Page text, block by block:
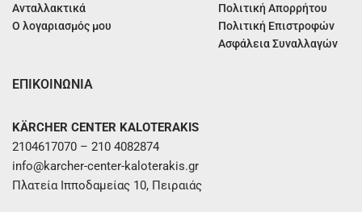
Ανταλλακτικά
Ο λογαριασμός μου
Πολιτική Απορρήτου
Πολιτική Επιστροφών
Ασφάλεια Συναλλαγών
ΕΠΙΚΟΙΝΩΝΙΑ
KÄRCHER CENTER KALOTERAKIS
2104617070 – 210 4082874
info@karcher-center-kaloterakis.gr
Πλατεία Ιπποδαμείας 10, Πειραιάς